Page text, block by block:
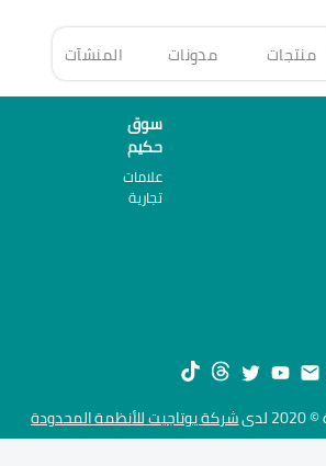
منتجات مدونات المنشآت
سوق
حكيم
علامات
تجارية
شركة يوتاجيت للأنظمة المحدودة